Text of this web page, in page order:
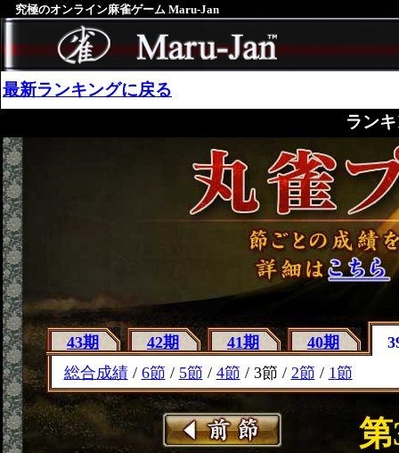
究極のオンライン麻雀ゲーム Maru-Jan
最新ランキングに戻る
ラン
43期 42期 41期 40期
総合成績/ 6節 / 5節 / 4節 / 3節 / 2節 / 1節
第